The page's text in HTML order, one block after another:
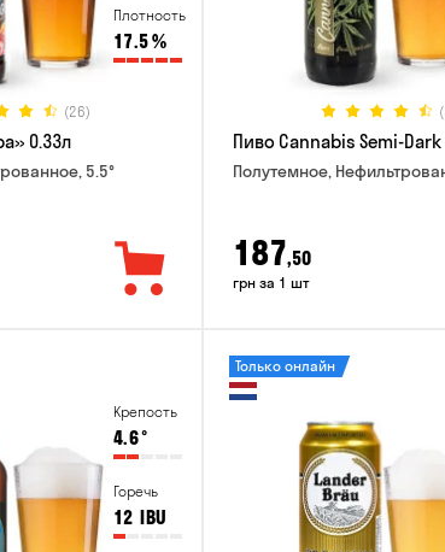
Плотность
17.5%
(26)
0.33л
5.5°
Пиво Cannabis Semi-Dark
Полутемное,
187,50
грн за 1 шт
Крепость
4.6°
Горечь
12 IBU
Только онлайн